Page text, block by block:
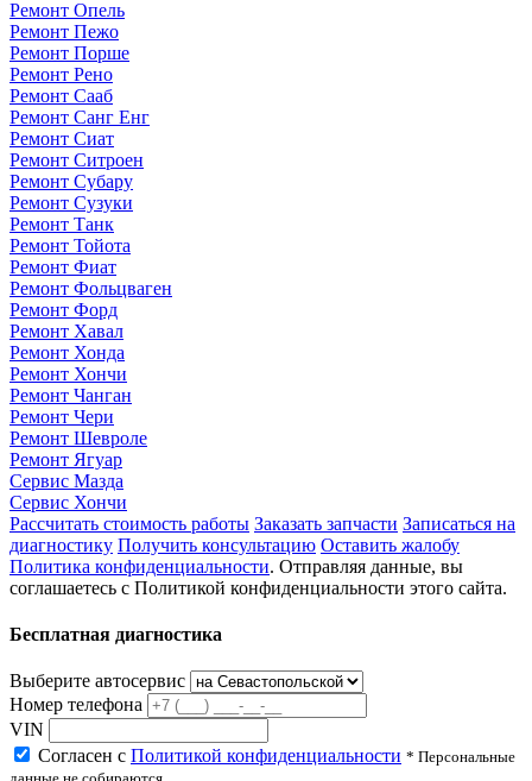
Ремонт Опель
Ремонт Пежо
Ремонт Порше
Ремонт Рено
Ремонт Сааб
Ремонт Санг Енг
Ремонт Сиат
Ремонт Ситроен
Ремонт Субару
Ремонт Сузуки
Ремонт Танк
Ремонт Тойота
Ремонт Фиат
Ремонт Фольцваген
Ремонт Форд
Ремонт Хавал
Ремонт Хонда
Ремонт Хончи
Ремонт Чанган
Ремонт Чери
Ремонт Шевроле
Ремонт Ягуар
Сервис Мазда
Сервис Хончи
Рассчитать стоимость работы Заказать запчасти Записаться на
диагностику Получить консультацию Оставить жалобу
Политика конфиденциальности. Отправляя данные, вы
соглашаетесь с Политикой конфиденциальности этого сайта.
Бесплатная диагностика
Выберите автосервис
Номер телефона
VIN
Согласен с Политикой конфиденциальности * Персональные